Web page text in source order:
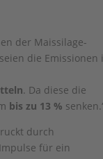
der Maissilage-
die Emissionen
. Da diese die
bis zu 13 %
durch
für ein